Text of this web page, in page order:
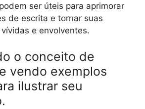
ser úteis para aprimorar
de escrita e tornar suas
e envolventes.
o conceito de
vendo exemplos
ilustrar seu